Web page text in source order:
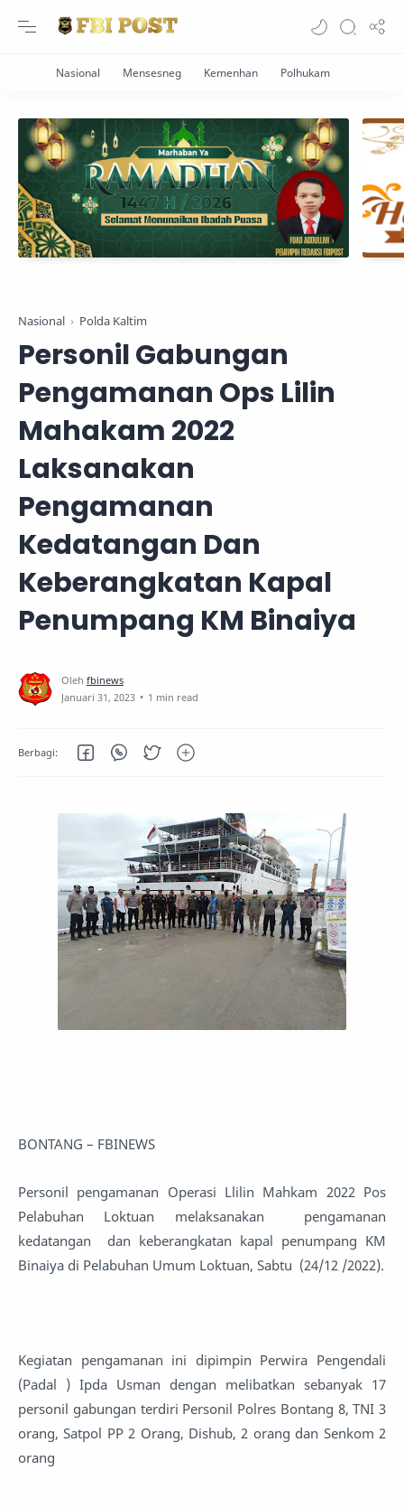
Nasional Polda Kaltim
Personil Gabungan
Pengamanan Ops Lilin
Mahakam 2022
Laksanakan
Pengamanan
Kedatangan Dan
Keberangkatan Kapal
Penumpang KM Binaiya
1 min read
BONTANG – FBINEWS
Personil pengamanan Operasi Llilin Mahkam 2022 Pos
Pelabuhan Loktuan melaksanakan pengamanan
kedatangan dan keberangkatan kapal penumpang KM
Binaiya di Pelabuhan Umum Loktuan, Sabtu (24/12 /2022).
Kegiatan pengamanan ini dipimpin Perwira Pengendali
(Padal ) Ipda Usman dengan melibatkan sebanyak 17
personil gabungan terdiri Personil Polres Bontang 8, TNI 3
orang, Satpol PP 2 Orang, Dishub, 2 orang dan Senkom 2
orang